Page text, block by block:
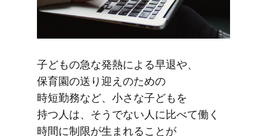
子どもの​急な​発熱に​よる​早退や、​
保育園の​送り​迎えの​ための​
時短勤務など、​小さな​子どもを​
持つ人は、そうでない​人に​比べて​働く​
時間に​制限が​生まれる​ことが​